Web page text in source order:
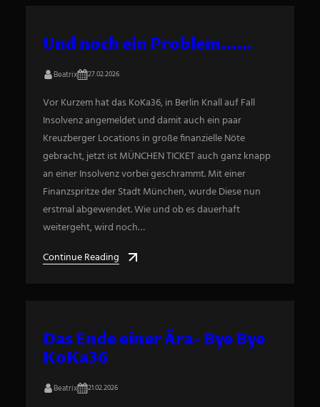
Und noch ein Problem……
Beatrix 27.02.2026
Vor Kurzem hat das KoKa36, in Berlin Knall auf Fall
Insolvenz angemeldet und damit auch ein paar
Kreuzberger Locations in große finanzielle Nöte
gebracht, jetzt ist MÜNCHEN TICKET auch ganz knapp
an einer Insolvenz vorbei geschrammt. Mit einer
Finanzspritze der Stadt München, wurde Diese nun
erstmal abgewendet. Wie und ob es dauerhaft
weitergeht, wird noch…
Continue Reading
Das Ende einer Ära- Bye Bye
KoKa36
Beatrix 21.02.2026